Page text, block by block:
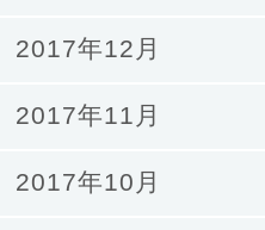
2017年12月
2017年11月
2017年10月